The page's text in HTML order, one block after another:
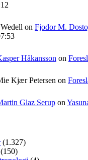
Wedell on Fjodor M.
Håkansson on
Kjær Petersen on
Glaz Serup on
(1.327)
(150)